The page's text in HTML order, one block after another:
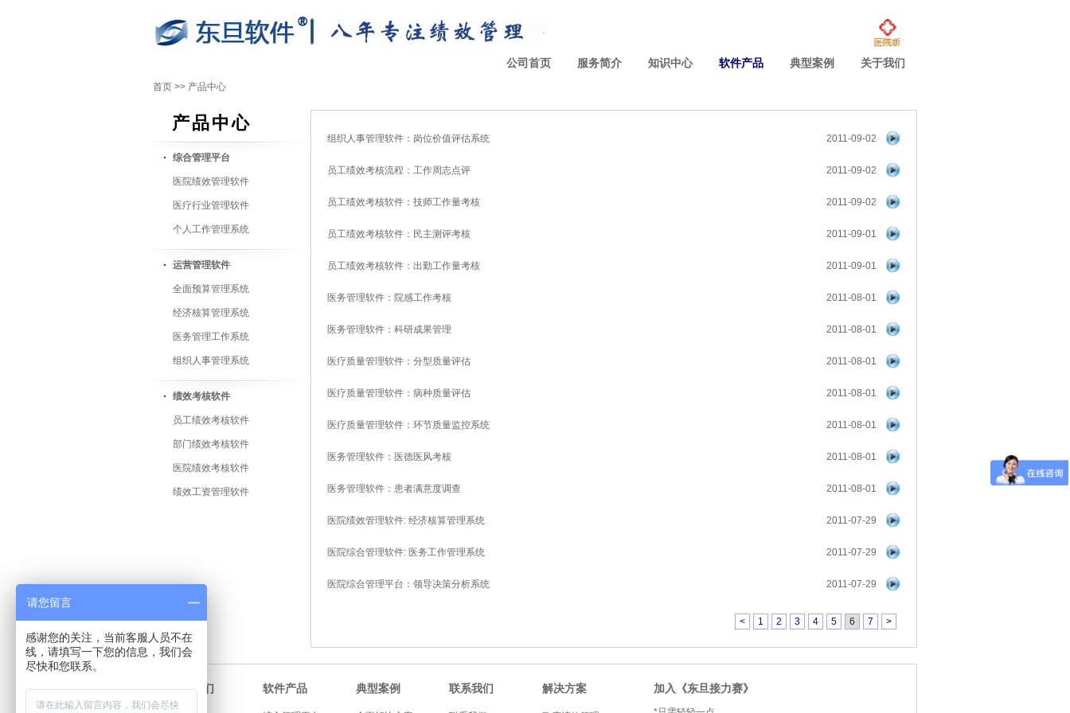
公司首页 服务简介 知识中心 软件产品 典型案例 关于我们
首页 >> 产品中心
产品中心
综合管理平台
医院绩效管理软件
医疗行业管理软件
个人工作管理系统
运营管理软件
全面预算管理系统
经济核算管理系统
医务管理工作系统
组织人事管理系统
绩效考核软件
员工绩效考核软件
部门绩效考核软件
医院绩效考核软件
绩效工资管理软件
组织人事管理软件：岗位价值评估系统 2011-09-02
员工绩效考核流程：工作周志点评 2011-09-02
员工绩效考核软件：技师工作量考核 2011-09-02
员工绩效考核软件：民主测评考核 2011-09-01
员工绩效考核软件：出勤工作量考核 2011-09-01
医务管理软件：院感工作考核 2011-08-01
医务管理软件：科研成果管理 2011-08-01
医疗质量管理软件：分型质量评估 2011-08-01
医疗质量管理软件：病种质量评估 2011-08-01
医疗质量管理软件：环节质量监控系统 2011-08-01
医务管理软件：医德医风考核 2011-08-01
医务管理软件：患者满意度调查 2011-08-01
医院绩效管理软件: 经济核算管理系统 2011-07-29
医院综合管理软件: 医务工作管理系统 2011-07-29
医院综合管理平台：领导决策分析系统 2011-07-29
< 1 2 3 4 5 6 7 >
关于我们 软件产品 典型案例 联系我们 解决方案 加入《东旦接力赛》
请您留言
感谢您的关注，当前客服人员不在
线，请填写一下您的信息，我们会
尽快和您联系。